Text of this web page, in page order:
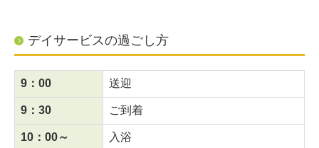
デイサービスの過ごし方
ご利用のながれ
会社概要
採用情報
デイサービスの過ごし方
9：00 送迎
9：30 ご到着
10：00～ 入浴